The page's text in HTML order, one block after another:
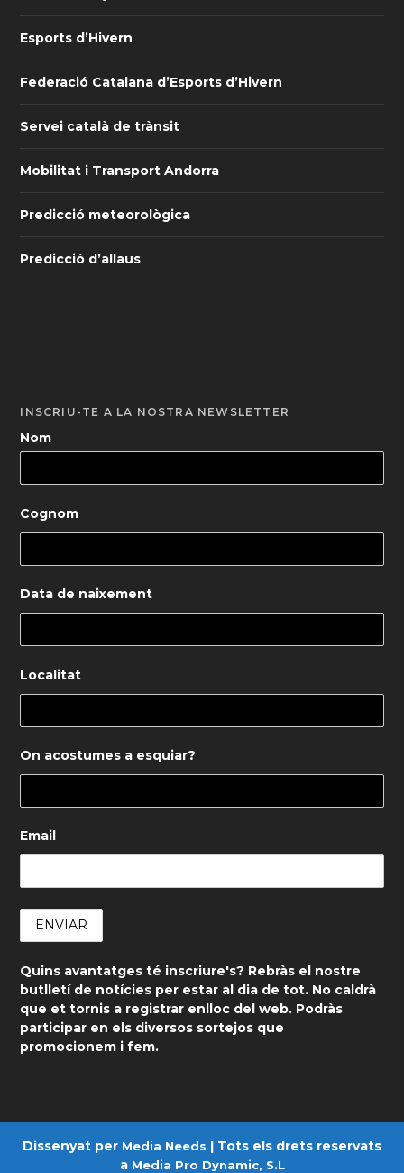
Esports d’Hivern
Federació Catalana d’Esports d’Hivern
Servei català de trànsit
Mobilitat i Transport Andorra
Predicció meteorològica
Predicció d’allaus
INSCRIU-TE A LA NOSTRA NEWSLETTER
Nom
Cognom
Data de naixement
Localitat
On acostumes a esquiar?
Email
Quins avantatges té inscriure's? Rebràs el nostre
butlletí de notícies per estar al dia de tot. No caldrà
que et tornis a registrar enlloc del web. Podràs
participar en els diversos sortejos que
promocionem i fem.
Dissenyat per Media Needs | Tots els drets reservats
a Media Pro Dynamic, S.L